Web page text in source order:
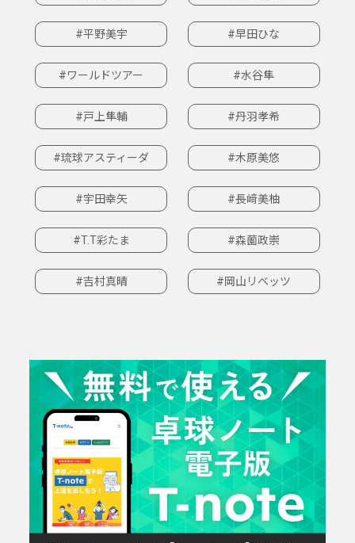
#平野美宇 #早田ひな
#ワールドツアー #水谷隼
#戸上隼輔 #丹羽孝希
#琉球アスティーダ #木原美悠
#宇田幸矢 #長﨑美柚
#T.T彩たま #森薗政崇
#吉村真晴 #岡山リベッツ